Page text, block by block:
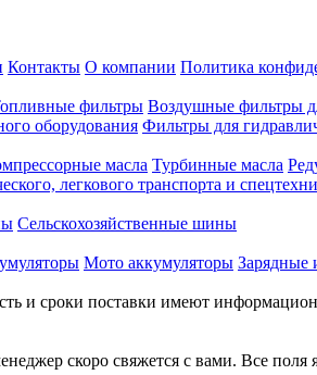
Контакты О компании Политика
фильтры Воздушные фильтры
оборудования Фильтры для
масла Турбинные масла
легкового транспорта и
Сельскохозяйственные шины
Мото аккумуляторы Зарядные
и сроки поставки имеют
скоро свяжется с вами. Все поля